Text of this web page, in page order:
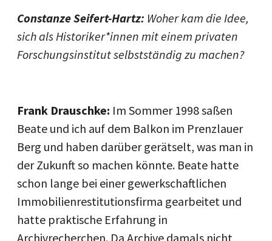
Constanze Seifert-Hartz: Woher kam die Idee,
sich als Historiker*innen mit einem privaten
Forschungsinstitut selbstständig zu machen?
Frank Drauschke: Im Sommer 1998 saßen
Beate und ich auf dem Balkon im Prenzlauer
Berg und haben darüber gerätselt, was man in
der Zukunft so machen könnte. Beate hatte
schon lange bei einer gewerkschaftlichen
Immobilienrestitutionsfirma gearbeitet und
hatte praktische Erfahrung in
Archivrecherchen. Da Archive damals nicht